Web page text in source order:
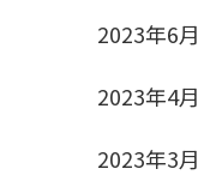
2023年6月
2023年4月
2023年3月